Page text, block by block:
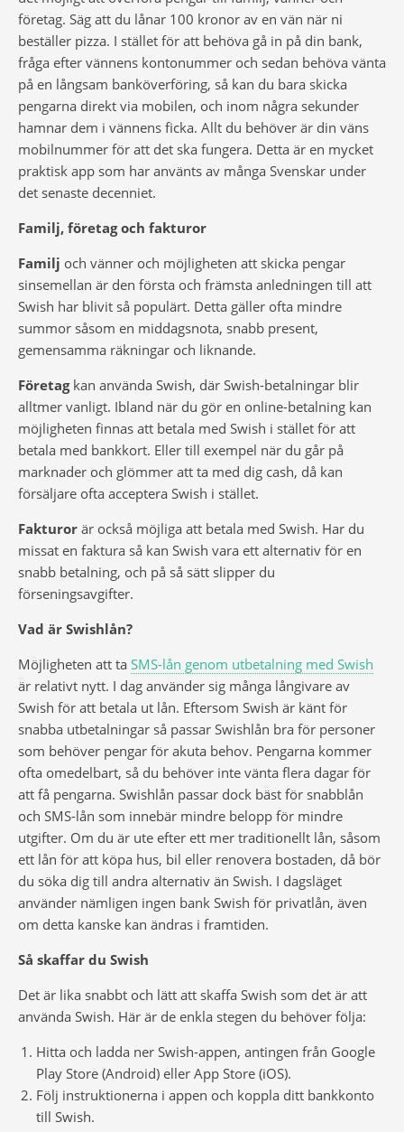
företag. Säg att du lånar 100 kronor av en vän när ni
beställer pizza. I stället för att behöva gå in på din bank,
fråga efter vännens kontonummer och sedan behöva vänta
på en långsam banköverföring, så kan du bara skicka
pengarna direkt via mobilen, och inom några sekunder
hamnar dem i vännens ficka. Allt du behöver är din väns
mobilnummer för att det ska fungera. Detta är en mycket
praktisk app som har använts av många Svenskar under
det senaste decenniet.
Familj, företag och fakturor
Familj och vänner och möjligheten att skicka pengar
sinsemellan är den första och främsta anledningen till att
Swish har blivit så populärt. Detta gäller ofta mindre
summor såsom en middagsnota, snabb present,
gemensamma räkningar och liknande.
Företagkan använda Swish, där Swish-betalningar blir
alltmer vanligt. Ibland när du gör en online-betalning kan
möjligheten finnas att betala med Swish i stället för att
betala med bankkort. Eller till exempel när du går på
marknader och glömmer att ta med dig cash, då kan
försäljare ofta acceptera Swish i stället.
Fakturor är också möjliga att betala med Swish. Har du
missat en faktura så kan Swish vara ett alternativ för en
snabb betalning, och på så sätt slipper du
förseningsavgifter.
Vad är Swishlån?
Möjligheten att ta SMS-lån genom utbetalning med Swish
är relativt nytt. I dag använder sig många långivare av
Swish för att betala ut lån. Eftersom Swish är känt för
snabba utbetalningar så passar Swishlån bra för personer
som behöver pengar för akuta behov. Pengarna kommer
ofta omedelbart, så du behöver inte vänta flera dagar för
att få pengarna. Swishlån passar dock bäst för snabblån
och SMS-lån som innebär mindre belopp för mindre
utgifter. Om du är ute efter ett mer traditionellt lån, såsom
ett lån för att köpa hus, bil eller renovera bostaden, då bör
du söka dig till andra alternativ än Swish. I dagsläget
använder nämligen ingen bank Swish för privatlån, även
om detta kanske kan ändras i framtiden.
Så skaffar du Swish
Det är lika snabbt och lätt att skaffa Swish som det är att
använda Swish. Här är de enkla stegen du behöver följa:
Hitta och ladda ner Swish-appen, antingen från Google
Play Store (Android) eller App Store (iOS).
Följ instruktionerna i appen och koppla ditt bankkonto
till Swish.